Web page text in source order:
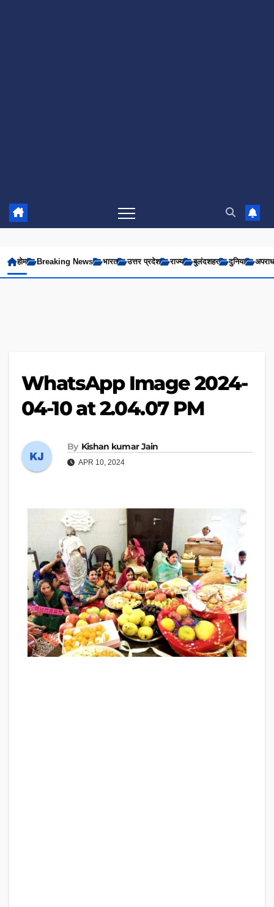
होम Breaking News भारत उत्तर प्रदेश राज्य बुलंदशहर दुनिया अपराध
WhatsApp Image 2024-
04-10 at 2.04.07 PM
By Kishan kumar Jain
APR 10, 2024